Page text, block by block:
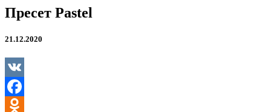
Пресет Pastel
21.12.2020
VK
Facebook